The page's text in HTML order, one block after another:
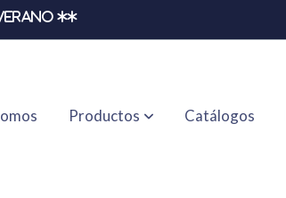
**
Productos Catálogos